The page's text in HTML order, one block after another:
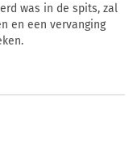
was in de spits, zal
en een vervanging